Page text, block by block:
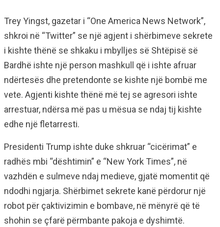
Trey Yingst, gazetar i “One America News Network”,
shkroi në “Twitter” se një agjent i shërbimeve sekrete
i kishte thënë se shkaku i mbylljes së Shtëpisë së
Bardhë ishte një person mashkull që i ishte afruar
ndërtesës dhe pretendonte se kishte një bombë me
vete. Agjenti kishte thënë më tej se agresori ishte
arrestuar, ndërsa më pas u mësua se ndaj tij kishte
edhe një fletarresti.
Presidenti Trump ishte duke shkruar “cicërimat” e
radhës mbi “dështimin” e “New York Times”, në
vazhdën e sulmeve ndaj medieve, gjatë momentit që
ndodhi ngjarja. Shërbimet sekrete kanë përdorur një
robot për çaktivizimin e bombave, në mënyrë që të
shohin se çfarë përmbante pakoja e dyshimtë.